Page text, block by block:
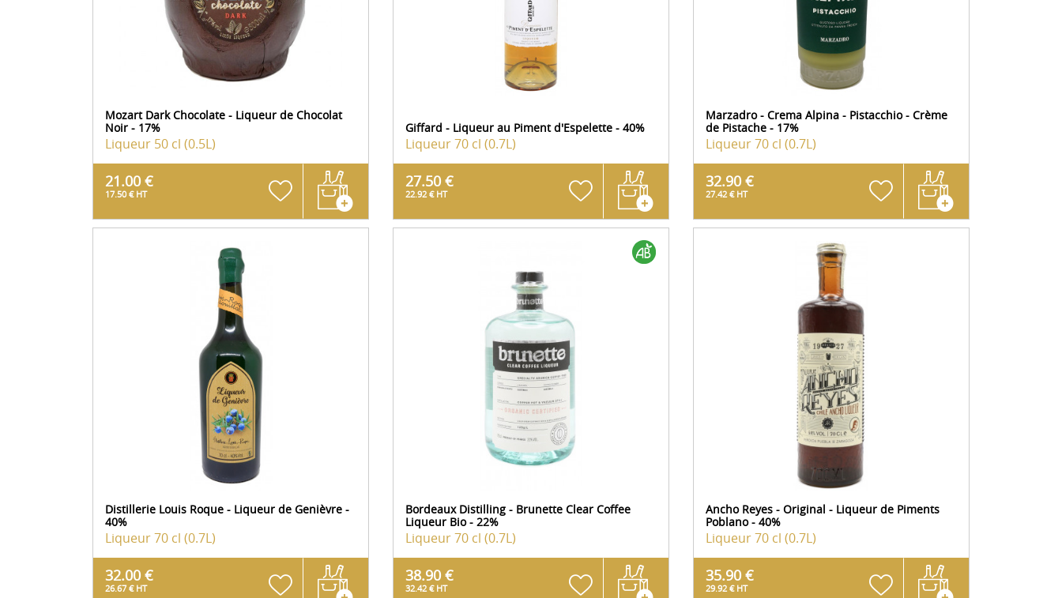
Mozart Dark Chocolate - Liqueur de Chocolat
Noir - 17%
Liqueur 50 cl (0.5L)
21.00 €
17.50 € HT
Giffard - Liqueur au Piment d'Espelette - 40%
Liqueur70 cl (0.7L)
27.50 €
22.92 € HT
Marzadro - Crema Alpina - Pistacchio - Crème
de Pistache - 17%
Liqueur70 cl (0.7L)
32.90 €
27.42 € HT
Distillerie Louis Roque - Liqueur de Genièvre -
40%
Liqueur70 cl (0.7L)
32.00 €
26.67 € HT
Bordeaux Distilling - Brunette Clear Coffee
Liqueur Bio - 22%
Liqueur70 cl (0.7L)
38.90 €
32.42 € HT
Ancho Reyes - Original - Liqueur de Piments
Poblano - 40%
Liqueur70 cl (0.7L)
35.90 €
29.92 € HT